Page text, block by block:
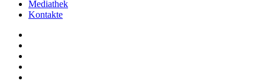
Mediathek
Kontakte